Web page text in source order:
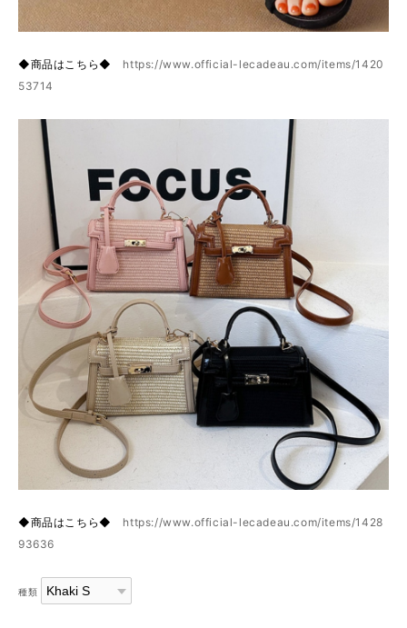
◆商品はこちら◆ https://www.official-lecadeau.com/items/1420
53714
◆商品はこちら◆ https://www.official-lecadeau.com/items/1428
93636
種類